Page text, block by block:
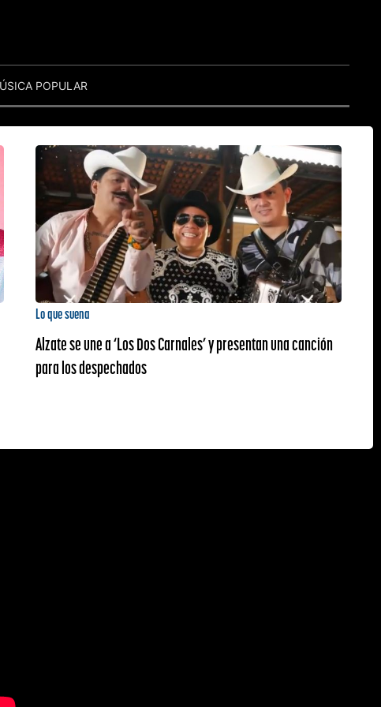
POPULAR
Lo que suena
Alzate se une a ‘Los Dos Carnales’ y presentan una canción
para los despechados